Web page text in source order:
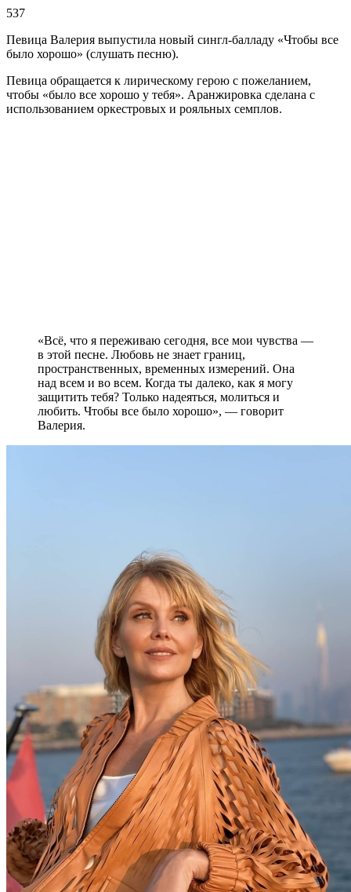
537
Певица Валерия выпустила новый сингл-балладу «Чтобы все
было хорошо» (слушать песню).
Певица обращается к лирическому герою с пожеланием,
чтобы «было все хорошо у тебя». Аранжировка сделана с
использованием оркестровых и рояльных семплов.
«Всё, что я переживаю сегодня, все мои чувства —
в этой песне. Любовь не знает границ,
пространственных, временных измерений. Она
над всем и во всем. Когда ты далеко, как я могу
защитить тебя? Только надеяться, молиться и
любить. Чтобы все было хорошо», — говорит
Валерия.